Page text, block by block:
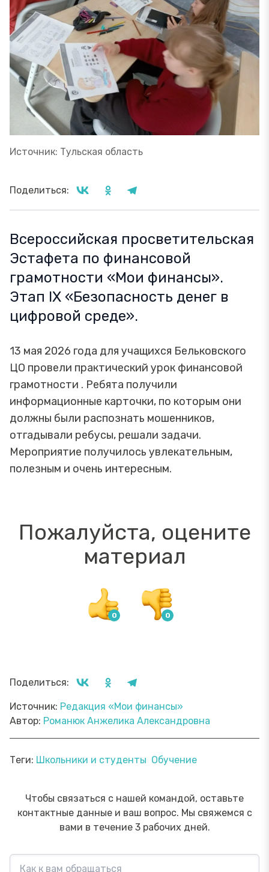
Источник: Тульская область
Поделиться:
Всероссийская просветительская
Эстафета по финансовой
грамотности «Мои финансы».
Этап IX «Безопасность денег в
цифровой среде».
13 мая 2026 года для учащихся Бельковского
ЦО провели практический урок финансовой
грамотности . Ребята получили
информационные карточки, по которым они
должны были распознать мошенников,
отгадывали ребусы, решали задачи.
Мероприятие получилось увлекательным,
полезным и очень интересным.
Пожалуйста, оцените
материал
Поделиться:
Источник: Редакция «Мои финансы»
Автор: Романюк Анжелика Александровна
Теги: Школьники и студенты Обучение
Чтобы связаться с нашей командой, оставьте
контактные данные и ваш вопрос. Мы свяжемся с
вами в течение 3 рабочих дней.